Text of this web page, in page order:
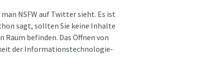
NSFW auf Twitter sieht. Es ist
sagt, sollten Sie keine Inhalte
befinden. Das Öffnen von
der Informationstechnologie-